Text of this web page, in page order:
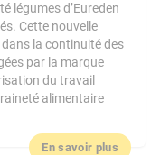
légumes d’Eureden
Cette nouvelle
la continuité des
par la marque
du travail
alimentaire
En savoir plus